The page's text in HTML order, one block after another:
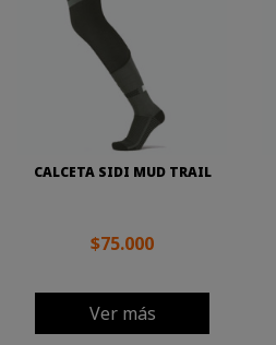
CALCETA SIDI MUD TRAIL
$75.000
Ver más